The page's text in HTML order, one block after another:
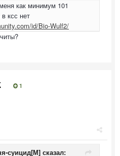
как минимум 101
ксс нет
id/Bio-Wulf2/
1
суицид[М] сказал: